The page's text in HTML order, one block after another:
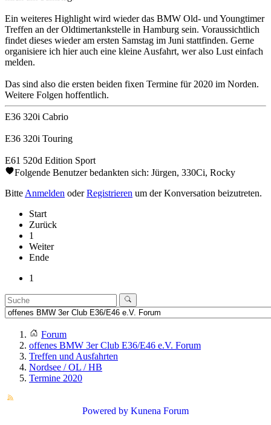
Ein weiteres Highlight wird wieder das BMW Old- und Youngtimer
Treffen an der Oldtimertankstelle in Hamburg sein. Voraussichtlich
findet dieses wieder am ersten Samstag im Juni stattfinden. Gerne
organisiere ich hier auch eine kleine Ausfahrt, wer also Lust einfach
melden.
Das sind also die ersten beiden fixen Termine für 2020 im Norden.
Weitere Folgen hoffentlich.
E36 320i Cabrio
E36 320i Touring
E61 520d Edition Sport
Folgende Benutzer bedankten sich: Jürgen, 330Ci, Rocky
Bitte Anmelden oderRegistrieren um der Konversation beizutreten.
Start
Zurück
1
Weiter
Ende
1
Forum
offenes BMW 3er Club E36/E46 e.V. Forum
Treffen und Ausfahrten
Nordsee / OL / HB
Termine 2020
Powered by Kunena Forum